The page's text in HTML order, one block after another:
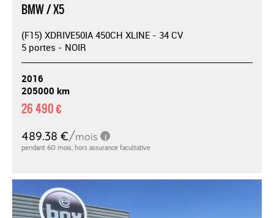
BMW / X5
(F15) XDRIVE50IA 450CH XLINE - 34 CV
5 portes - NOIR
2016
205000 km
26 490 €